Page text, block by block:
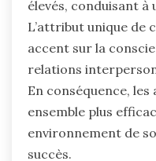
élevés, conduisant
L’attribut unique de
accent sur la
relations
En conséquence,
ensemble plus
environnement de
succès.